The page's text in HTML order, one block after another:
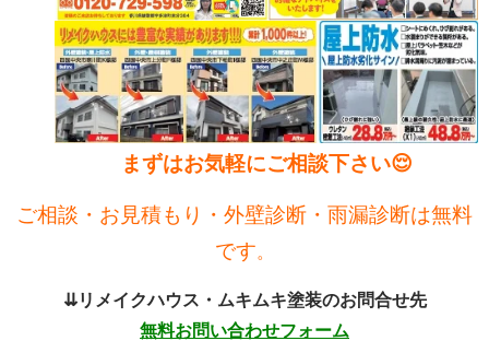
まずはお気軽にご相談下さい😌
ご相談・お見積もり・外壁診断・雨漏診断は無料
です。
⇊リメイクハウス・ムキムキ塗装のお問合せ先
無料お問い合わせフォーム